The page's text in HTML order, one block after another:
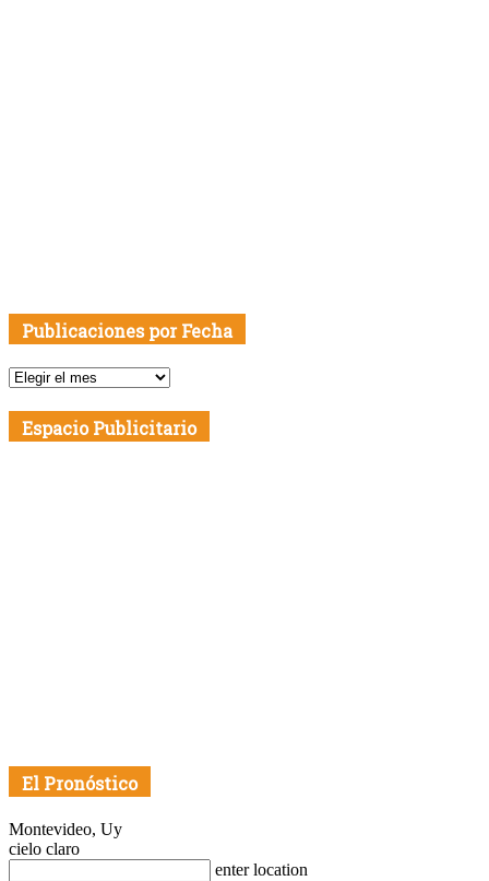
Publicaciones por Fecha
Publicaciones
Fecha
Espacio Publicitario
El Pronóstico
Montevideo, Uy
cielo claro
enter location